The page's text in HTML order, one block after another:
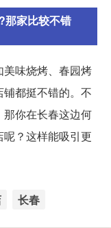
那家比较不错
味烧烤、春园烤
都挺不错的。不
你在长春这边何
？这样能吸引更
长春